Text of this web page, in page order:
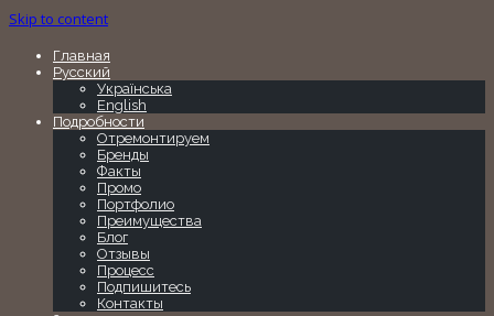
Skip to content
Главная
Русский
Українська
English
Подробности
Отремонтируем
Бренды
Факты
Промо
Портфолио
Преимущества
Блог
Отзывы
Процесс
Подпишитесь
Контакты